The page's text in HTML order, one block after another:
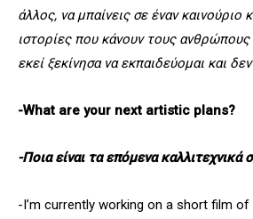
άλλος, να μπαίνεις σε έναν καινούριο
ιστορίες που κάνουν τους
εκεί ξεκίνησα να εκπαιδεύομαι και
-What are your next artistic plans?
-Ποια είναι τα επόμενα καλλιτεχνικά
-I’m currently working on a short film of